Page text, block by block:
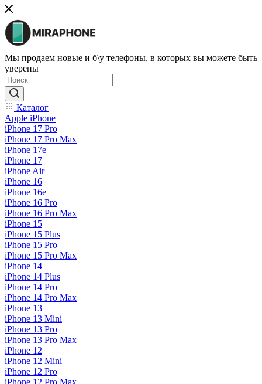
Мы продаем новые и б\у телефоны, в которых вы можете быть
уверены
Каталог
Apple iPhone
iPhone 17 Pro
iPhone 17 Pro Max
iPhone 17e
iPhone 17
iPhone Air
iPhone 16
iPhone 16e
iPhone 16 Pro
iPhone 16 Pro Max
iPhone 15
iPhone 15 Plus
iPhone 15 Pro
iPhone 15 Pro Max
iPhone 14
iPhone 14 Plus
iPhone 14 Pro
iPhone 14 Pro Max
iPhone 13
iPhone 13 Mini
iPhone 13 Pro
iPhone 13 Pro Max
iPhone 12
iPhone 12 Mini
iPhone 12 Pro
iPhone 12 Pro Max